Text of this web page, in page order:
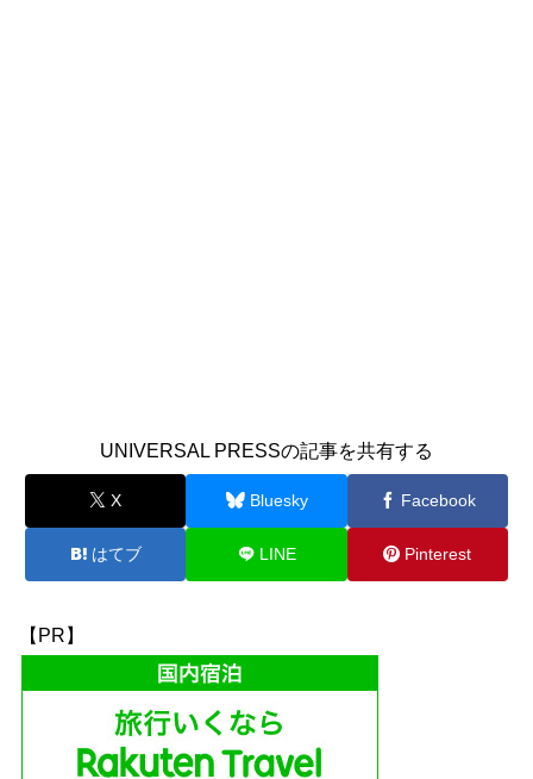
UNIVERSAL PRESSの記事を共有する
X Bluesky Facebook
はてブ LINE Pinterest
【PR】